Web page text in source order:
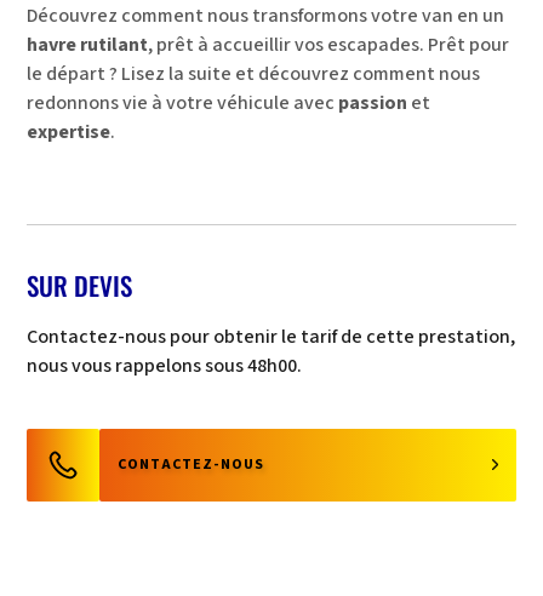
Découvrez comment nous transformons votre van en un
havre rutilant, prêt à accueillir vos escapades. Prêt pour
le départ ? Lisez la suite et découvrez comment nous
redonnons vie à votre véhicule avec passion et
expertise.
SUR DEVIS
Contactez-nous pour obtenir le tarif de cette prestation,
nous vous rappelons sous 48h00.
CONTACTEZ-NOUS